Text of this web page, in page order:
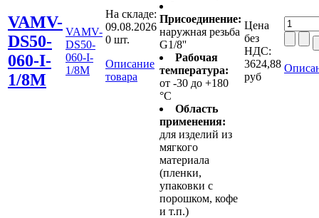
VAMV-
DS50-
060-I-
1/8M
VAMV-
DS50-
060-I-
1/8M
На складе:
09.08.2026
0 шт.
Описание
товара
Присоединение:
наружная резьба
G1/8''
Рабочая
температура:
от -30 до +180
°C
Область
применения:
для изделий из
мягкого
материала
(пленки,
упаковки с
порошком, кофе
и т.п.)
Цена
без
НДС:
3624,88
руб